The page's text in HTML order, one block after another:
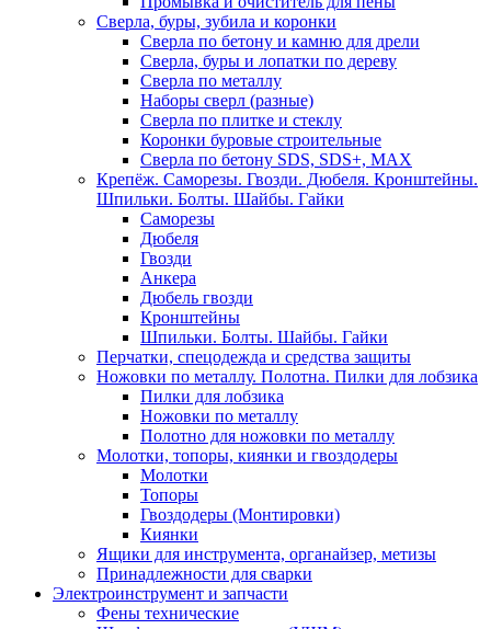
Сверла, буры, зубила и коронки
Сверла по бетону и камню для дрели
Сверла, буры и лопатки по дереву
Сверла по металлу
Наборы сверл (разные)
Сверла по плитке и стеклу
Коронки буровые строительные
Сверла по бетону SDS, SDS+, MAX
Крепёж. Саморезы. Гвозди. Дюбеля. Кронштейны.
Шпильки. Болты. Шайбы. Гайки
Саморезы
Дюбеля
Гвозди
Анкера
Дюбель гвозди
Кронштейны
Шпильки. Болты. Шайбы. Гайки
Перчатки, спецодежда и средства защиты
Ножовки по металлу. Полотна. Пилки для лобзика
Пилки для лобзика
Ножовки по металлу
Полотно для ножовки по металлу
Молотки, топоры, киянки и гвоздодеры
Молотки
Топоры
Гвоздодеры (Монтировки)
Киянки
Ящики для инструмента, органайзер, метизы
Принадлежности для сварки
Электроинструмент и запчасти
Фены технические